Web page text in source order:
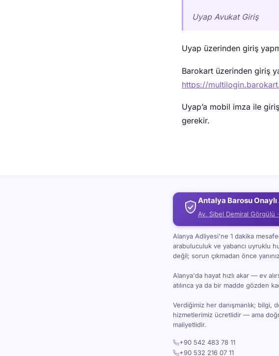
Uyap Avukat Giriş
Uyap üzerinden giriş
Barokart üzerinden giriş
https://
Uyap’a mobil imza ile
gerekir.
Antalya Barosu
Av. Sibel Demiral Görgülü
Alanya Adliyesi'ne 1 dakika
arabuluculuk ve yabancı uyruklu
değil; sorun çıkmadan önce
Alanya'da hayat hızlı akar — ev
atılınca ya da bir madde gözden
Verdiğimiz her danışmanlık; bilgi,
hizmetlerimiz ücretlidir — ama
maliyetlidir.
+90 542 483 78 11
+90 532 216 07 11